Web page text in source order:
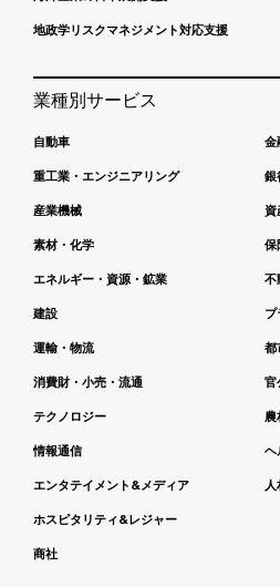
地政学リスクマネジメント対応支援
業種別サービス
自動車
重工業・エンジニアリング
産業機械
素材・化学
エネルギー・資源・鉱業
建設
運輸・物流
消費財・小売・流通
テクノロジー
情報通信
エンタテイメント&メディア
ホスピタリティ&レジャー
商社
金
銀
資
保
不
プ
都
官
農
ヘ